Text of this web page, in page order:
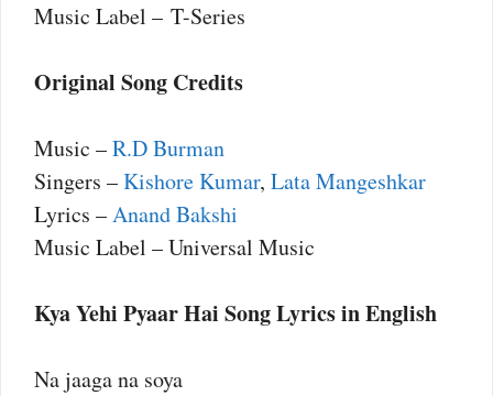
Music Label – T-Series
Original Song Credits
Music –R.D Burman
Singers –Kishore Kumar, Lata Mangeshkar
Lyrics –Anand Bakshi
Music Label – Universal Music
Kya Yehi Pyaar Hai Song Lyrics in English
Na jaaga na soya